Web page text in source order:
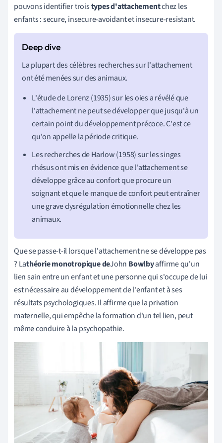
pouvons identifier troistypes d'attachementchez les
enfants :secure, insecure-avoidant et insecure-resistant.
La plupart des célèbres recherches sur l'attachement
ont été menées sur des animaux.
L'étude de Lorenz (1935) sur les oies a révélé que
l'attachement ne peut se développer que jusqu'à un
certain point du développement précoce. C'est ce
qu'on appelle la période critique.
Les recherches de Harlow (1958) sur les singes
rhésus ont mis en évidence que l'attachement se
développe grâce au confort que procure un
soignant et que le manque de confort peut entraîner
une grave dysrégulation émotionnelle chez les
animaux.
Que se passe-t-il lorsque l'attachement ne se développe pas
? Lathéorie monotropique deJohn Bowlbyaffirme qu'un
lien sain entre un enfant et une personne qui s'occupe de lui
est nécessaire au développement de l'enfant et à ses
résultats psychologiques. Il affirme que la privation
maternelle, qui empêche la formation d'un tel lien, peut
même conduire à la psychopathie.